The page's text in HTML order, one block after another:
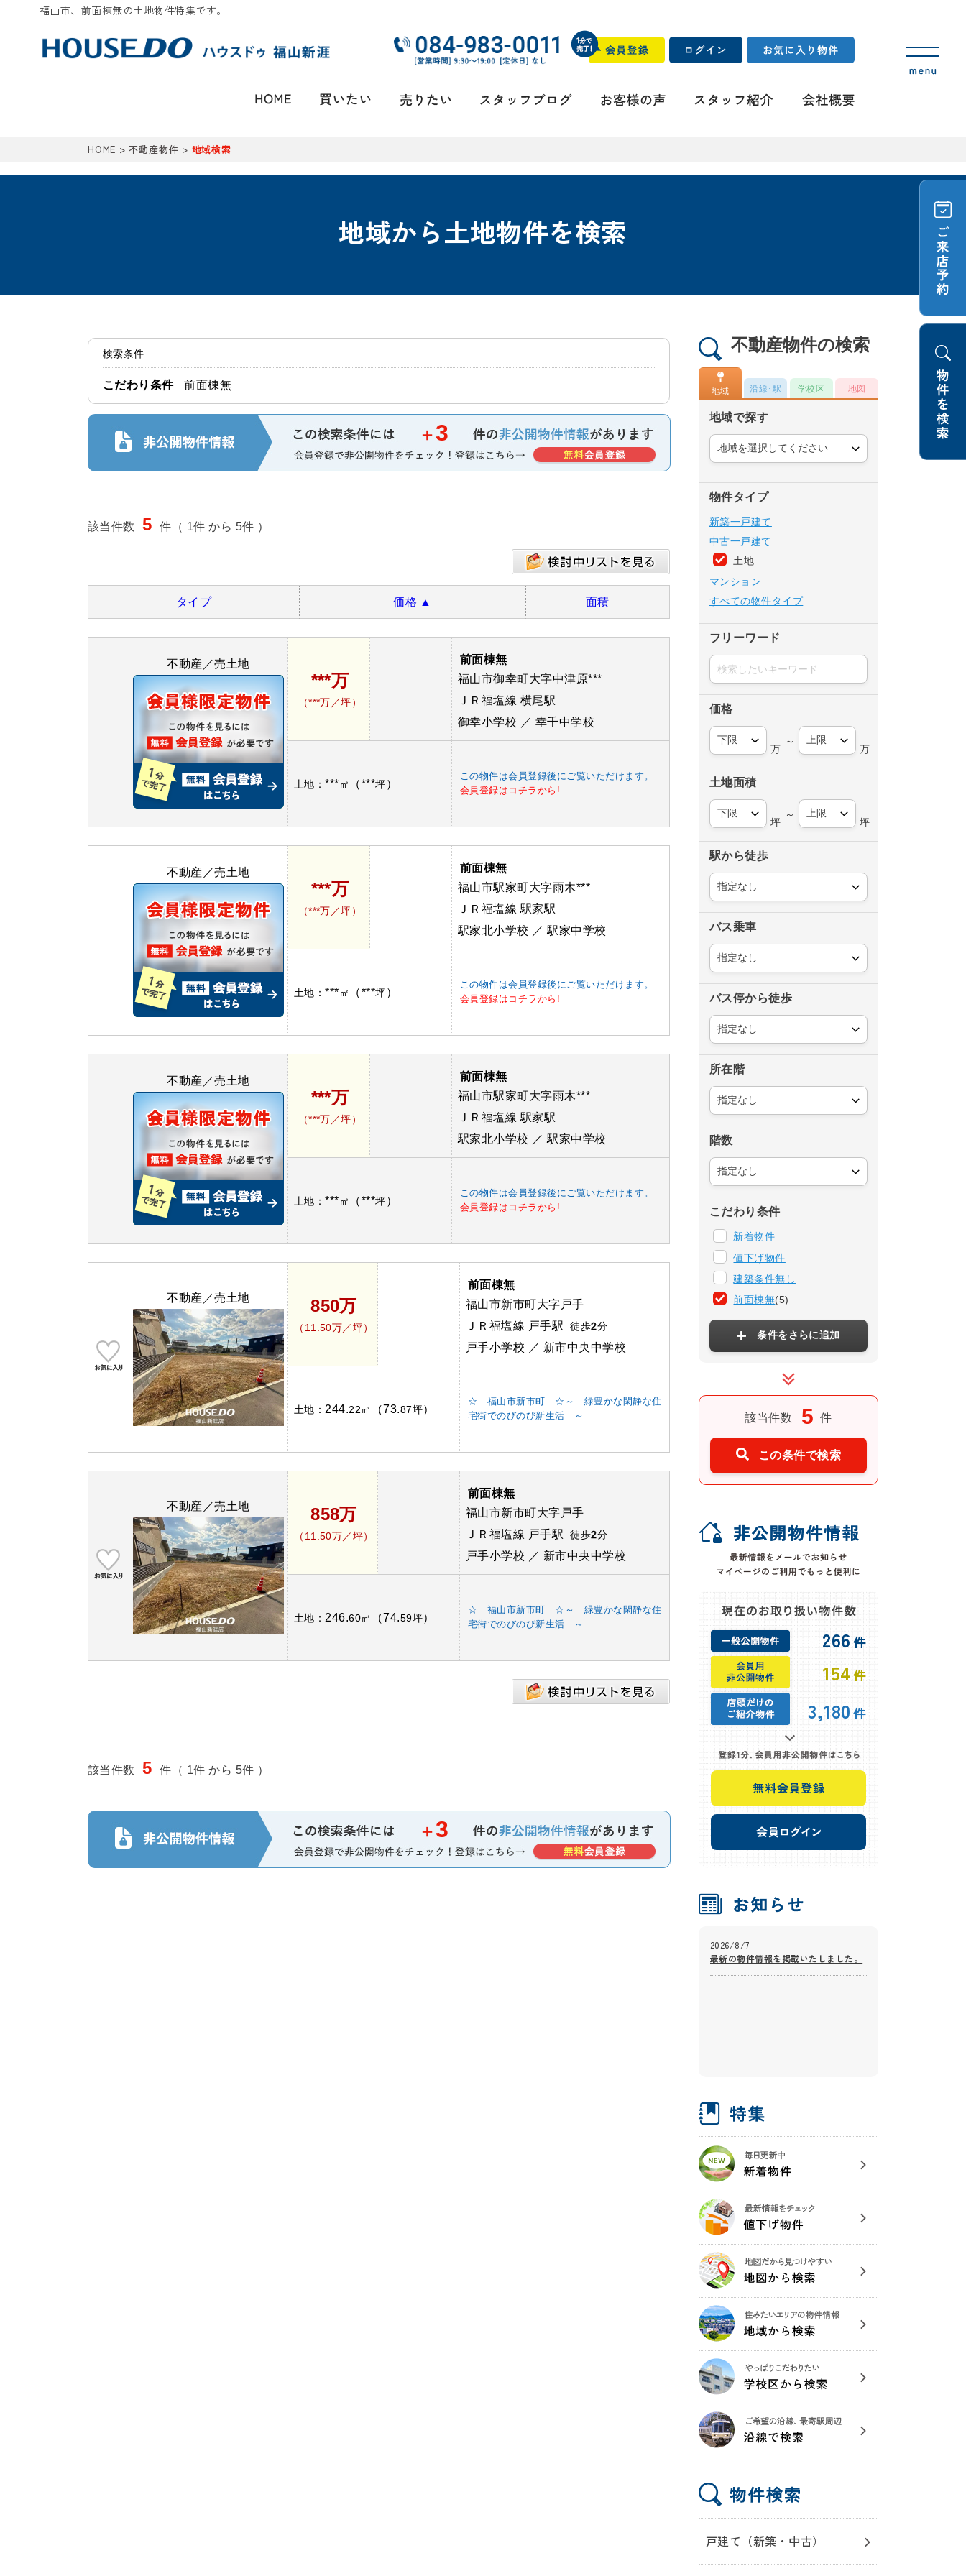
福山市、前面棟無の土地物件特集です。
HOME >不動産物件 > 地域検索
地域から土地物件を検索
検索条件
こだわり条件 前面棟無
＋3
該当件数 5 件（ 1件 から 5件 ）
タイプ 価格 ▲ 面積
不動産／売土地
***万
（***万／坪）
前面棟無
福山市御幸町大字中津原***
ＪＲ福塩線 横尾駅
御幸小学校 ／ 幸千中学校
土地：***㎡ （***坪）
この物件は会員登録後にご覧いただけます。
会員登録はコチラから!
不動産／売土地
***万
（***万／坪）
前面棟無
福山市駅家町大字雨木***
ＪＲ福塩線 駅家駅
駅家北小学校 ／ 駅家中学校
土地：***㎡ （***坪）
この物件は会員登録後にご覧いただけます。
会員登録はコチラから!
不動産／売土地
***万
（***万／坪）
前面棟無
福山市駅家町大字雨木***
ＪＲ福塩線 駅家駅
駅家北小学校 ／ 駅家中学校
土地：***㎡ （***坪）
この物件は会員登録後にご覧いただけます。
会員登録はコチラから!
不動産／売土地 850万
（11.50万／坪）
前面棟無
福山市新市町大字戸手
ＪＲ福塩線 戸手駅 徒歩2分
戸手小学校 ／ 新市中央中学校
土地： 244.22㎡ （73.87坪）
☆ 福山市新市町 ☆～ 緑豊かな閑静な住
宅街でのびのび新生活 ～
不動産／売土地 858万
（11.50万／坪）
前面棟無
福山市新市町大字戸手
ＪＲ福塩線 戸手駅 徒歩2分
戸手小学校 ／ 新市中央中学校
土地： 246.60㎡ （74.59坪）
☆ 福山市新市町 ☆～ 緑豊かな閑静な住
宅街でのびのび新生活 ～
該当件数 5 件（ 1件 から 5件 ）
＋3
不動産物件の検索
地域 沿線･駅 学校区 地図
地域で探す
物件タイプ
新築一戸建て
中古一戸建て
土地
マンション
すべての物件タイプ
フリーワード
価格
万
～
万
土地面積
坪
～
坪
駅から徒歩
バス乗車
バス停から徒歩
所在階
階数
こだわり条件
新着物件
値下げ物件
建築条件無し
前面棟無(5)
条件をさらに追加
該当件数 5 件
この条件で検索
266件
154件
3,180件
2026/8/7
最新の物件情報を掲載いたしました。
戸建て（新築・中古）